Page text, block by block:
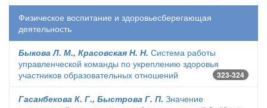
Физическое воспитание и здоровьесберегающая
деятельность
Быкова Л. М., Красовская Н. Н. Система работы
управленческой команды по укреплению здоровья
участников образовательных отношений
323-324
Гасанбекова К. Г., Быстрова Г. П. Значение